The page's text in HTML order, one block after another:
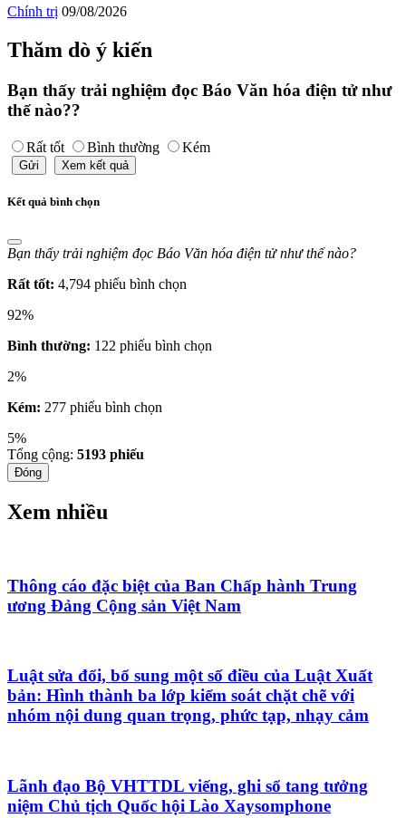
Chính trị 09/08/2026
Thăm dò ý kiến
Bạn thấy trải nghiệm đọc Báo Văn hóa điện tử như
thế nào??
Rất tốt Bình thường Kém
Gửi Xem kết quả
Kết quả bình chọn
Bạn thấy trải nghiệm đọc Báo Văn hóa điện tử như thế nào?
Rất tốt: 4,794 phiếu bình chọn
92%
Bình thường: 122 phiếu bình chọn
2%
Kém: 277 phiếu bình chọn
5%
Tổng cộng: 5193 phiếu
Đóng
Xem nhiều
Thông cáo đặc biệt của Ban Chấp hành Trung
ương Đảng Cộng sản Việt Nam
Luật sửa đổi, bổ sung một số điều của Luật Xuất
bản: Hình thành ba lớp kiểm soát chặt chẽ với
nhóm nội dung quan trọng, phức tạp, nhạy cảm
Lãnh đạo Bộ VHTTDL viếng, ghi sổ tang tưởng
niệm Chủ tịch Quốc hội Lào Xaysomphone